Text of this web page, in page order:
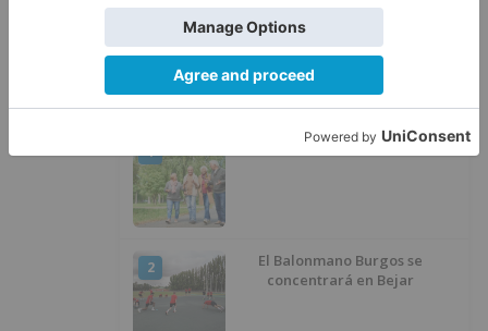
LO ÚLTIMO
1 Más ventajas con el carné 60 CYL
2
El Balonmano Burgos se
concentrará en Bejar